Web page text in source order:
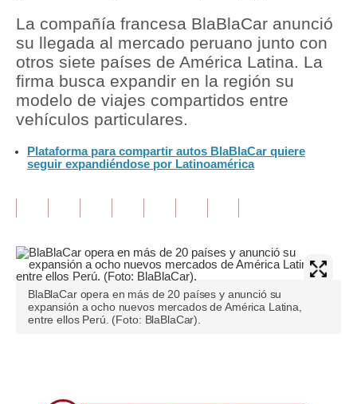
Política
Tu Dinero
Finanzas Personales
Plus G
Opinión
Pregunta de hoy
Blogs
La compañía francesa BlaBlaCar anunció
su llegada al mercado peruano junto con
otros siete países de América Latina. La
firma busca expandir en la región su
modelo de viajes compartidos entre
vehículos particulares.
Plataforma para compartir autos BlaBlaCar quiere
seguir expandiéndose por Latinoamérica
BlaBlaCar opera en más de 20 países y anunció su
expansión a ocho nuevos mercados de América Latina,
entre ellos Perú. (Foto: BlaBlaCar).